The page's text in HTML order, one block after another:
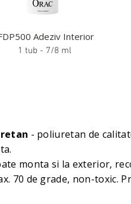
FDP500 Adeziv Interior
1 tub - 7/8 ml
- poliuretan de
monta si la exterior,
70 de grade, non-toxic.